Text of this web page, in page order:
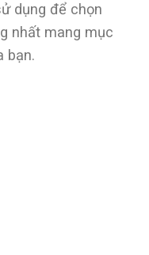
dụng để chọn
nhất mang mục
bạn.